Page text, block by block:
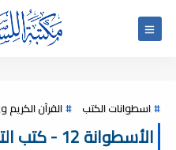
اسطوانات الكتب القرآن
الأسطوانة 12 - كتب التفسير وعلومه ، pdf